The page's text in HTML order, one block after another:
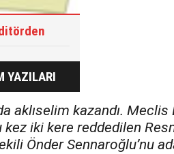
YAZILARI
aklıselim kazandı.
kez iki kere reddedilen
Önder Sennaroğlu’nu